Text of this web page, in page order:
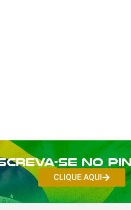
se no
CLIQUE AQUI